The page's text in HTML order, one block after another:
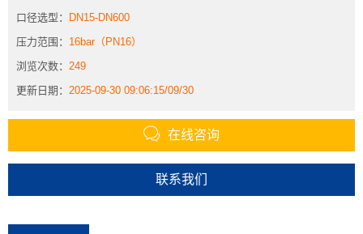
口径选型：
DN15-DN600
压力范围： 16bar（PN16）
浏览次数： 249
更新日期： 2025-09-30 09:06:15/09/30
在线咨询
联系我们